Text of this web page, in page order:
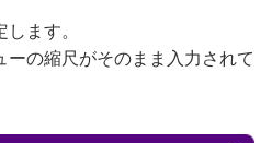
ます。
の縮尺がそのまま入力されて